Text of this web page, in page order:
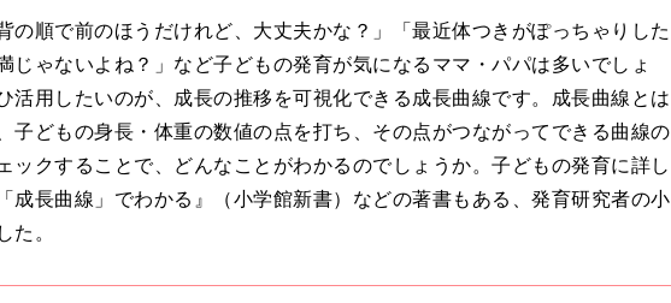
の順で前のほうだけれど、大丈夫かな？」「最近体つきがぽっちゃりした
じゃないよね？」など子どもの発育が気になるママ・パパは多いでしょ
活用したいのが、成長の推移を可視化できる成長曲線です。成長曲線とは
子どもの身長・体重の数値の点を打ち、その点がつながってできる曲線の
ックすることで、どんなことがわかるのでしょうか。子どもの発育に詳し
成長曲線」でわかる』（小学館新書）などの著書もある、発育研究者の小
。